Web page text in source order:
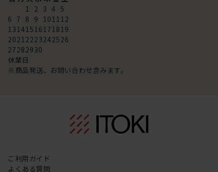
1 2 3 4 5
6 7 8 9 101112
13141516171819
20212223242526
27282930
休業日
※商品発送、お問い合わせ含みます。
ご利用ガイド
よくある質問